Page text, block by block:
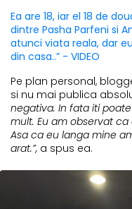
Ea are 18, iar el 18 de
dintre Pasha Parfeni si
atunci viata reala, dar
din casa..” - VIDEO
Pe plan personal,
si nu mai publica
negativa. In fata iti
mult. Eu am observat
Asa ca eu langa mine
arat.”, a spus ea.